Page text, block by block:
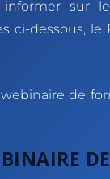
sur
ci-dessous, le
de